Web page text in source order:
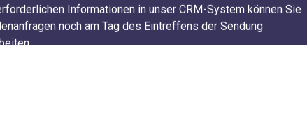
Informationen in unser CRM-System können Sie
noch am Tag des Eintreffens der Sendung